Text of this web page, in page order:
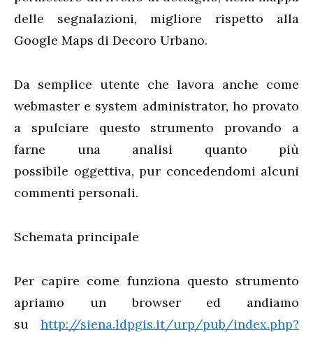
delle segnalazioni, migliore rispetto alla
Google Maps di Decoro Urbano.
Da semplice utente che lavora anche come
webmaster e system administrator, ho provato
a spulciare questo strumento provando a
farne una analisi quanto più
possibile oggettiva, pur concedendomi alcuni
commenti personali.
Schemata principale
Per capire come funziona questo strumento
apriamo un browser ed andiamo
su http://siena.ldpgis.it/urp/pub/index.php?